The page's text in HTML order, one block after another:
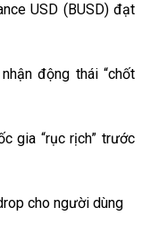
USD (BUSD) đạt
động thái “chốt
gia “rục rịch” trước
cho người dùng